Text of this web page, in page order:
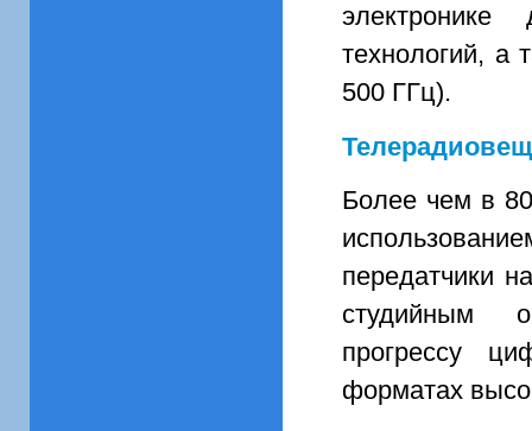
технологий, а
500 ГГц).
Более чем в
передатчики
студийным
прогрессу
форматах